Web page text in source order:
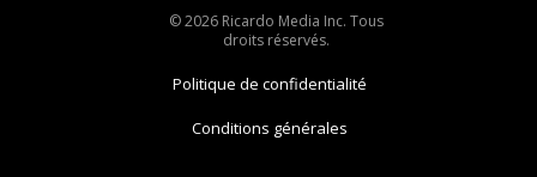
© 2026 Ricardo Media Inc. Tous
droits réservés.
Politique de confidentialité
Conditions générales